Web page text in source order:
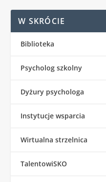
W SKRÓCIE
Biblioteka
Psycholog szkolny
Dyżury psychologa
Instytucje wsparcia
Wirtualna strzelnica
TalentowiSKO